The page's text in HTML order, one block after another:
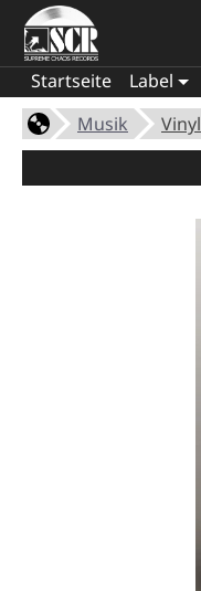
Startseite Label
Musik
Vinyl